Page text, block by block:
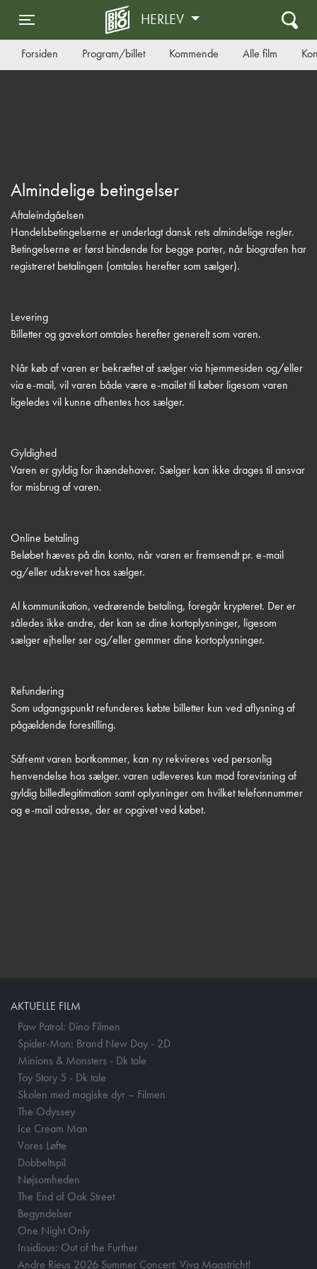
Toggle navigation
HERLEV
Forsiden Program/billet Kommende Alle film
Almindelige betingelser
Aftaleindgåelsen
Handelsbetingelserne er underlagt dansk rets almindelige regler.
Betingelserne er først bindende for begge parter, når biografen har
registreret betalingen (omtales herefter som sælger).
Levering
Billetter og gavekort omtales herefter generelt som varen.
Når køb af varen er bekræftet af sælger via hjemmesiden og/eller
via e-mail, vil varen både være e-mailet til køber ligesom varen
ligeledes vil kunne afhentes hos sælger.
Gyldighed
Varen er gyldig for ihændehaver. Sælger kan ikke drages til ansvar
for misbrug af varen.
Online betaling
Beløbet hæves på din konto, når varen er fremsendt pr. e-mail
og/eller udskrevet hos sælger.
Al kommunikation, vedrørende betaling, foregår krypteret. Der er
således ikke andre, der kan se dine kortoplysninger, ligesom
sælger ejheller ser og/eller gemmer dine kortoplysninger.
Refundering
Som udgangspunkt refunderes købte billetter kun ved aflysning af
pågældende forestilling.
Såfremt varen bortkommer, kan ny rekvireres ved personlig
henvendelse hos sælger. varen udleveres kun mod forevisning af
gyldig billedlegitimation samt oplysninger om hvilket telefonnummer
og e-mail adresse, der er opgivet ved købet.
AKTUELLE FILM
Paw Patrol: Dino Filmen
Spider-Man: Brand New Day - 2D
Minions & Monsters - Dk tale
Toy Story 5 - Dk tale
Skolen med magiske dyr – Filmen
The Odyssey
Ice Cream Man
Vores Løfte
Dobbeltspil
Nøjsomheden
The End of Oak Street
Begyndelser
One Night Only
Insidious: Out of the Further
Andre Rieus 2026 Summer Concert: Viva Maastricht!